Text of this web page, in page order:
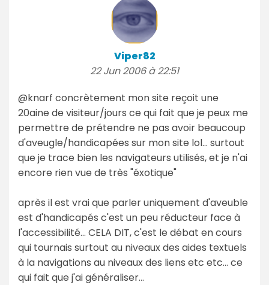
Viper82
22 Jun 2006 à 22:51
@knarf concrètement mon site reçoit une
20aine de visiteur/jours ce qui fait que je peux me
permettre de prétendre ne pas avoir beaucoup
d'aveugle/handicapées sur mon site lol... surtout
que je trace bien les navigateurs utilisés, et je n'ai
encore rien vue de très "éxotique"
après il est vrai que parler uniquement d'aveuble
est d'handicapés c'est un peu réducteur face à
l'accessibilité... CELA DIT, c'est le débat en cours
qui tournais surtout au niveaux des aides textuels
à la navigations au niveaux des liens etc etc... ce
qui fait que j'ai généraliser...